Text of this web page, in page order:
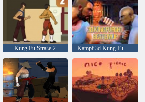
Kung Fu Straße 2 Kampf 3d Kung Fu schlug sie oben